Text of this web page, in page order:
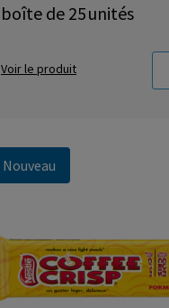
boîte de 25 unités
Voir le produit
Nouveau